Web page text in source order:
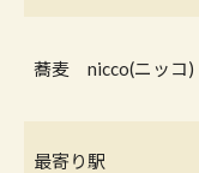
蕎麦 nicco(ニッコ)
最寄り駅